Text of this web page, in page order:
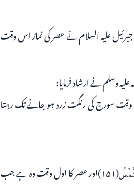
دن) جبرئیل علیہ السلام نے عصر کی نماز اس وقت
وسلم نے ارشاد فرمایا:
کی نماز کا آخری وقت سورج کی رنگت زرد ہو جانے تک رہتا
(۱۵۱)اور عصر کا اول وقت وہ ہے جب